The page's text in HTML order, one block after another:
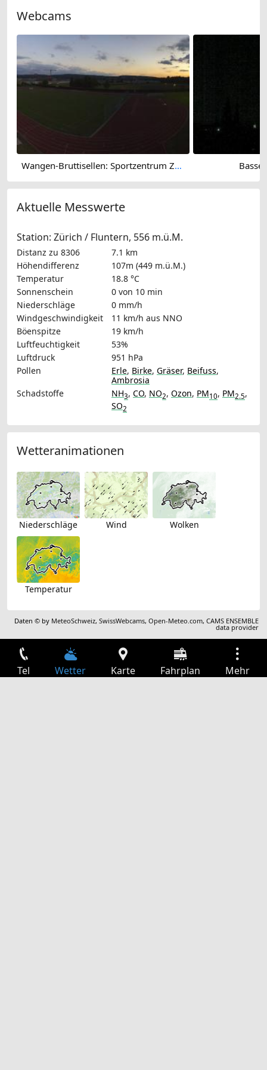
Webcams
Wangen-Bruttisellen: Sportzentrum Zürich Dürrbach - Public
Aktuelle Messwerte
Station: Zürich / Fluntern, 556 m.ü.M.
Distanz zu 8306
7.1 km
Höhendifferenz
107m (449 m.ü.M.)
Temperatur
18.8 °C
Sonnenschein
0 von 10 min
Niederschläge
0 mm/h
Windgeschwindigkeit
11 km/h aus NNO
Böenspitze
19 km/h
Luftfeuchtigkeit
53%
Luftdruck
951 hPa
Pollen
Erle, Birke, Gräser, Beifuss,
Ambrosia
Schadstoffe
NH3, CO, NO2, Ozon, PM10, PM2.5,
SO2
Wetteranimationen
Niederschläge Wind Wolken
Temperatur
Daten © by MeteoSchweiz,SwissWebcams,Open-Meteo.com,CAMS ENSEMBLE
data provider
Tel Wetter Karte Fahrplan Mehr